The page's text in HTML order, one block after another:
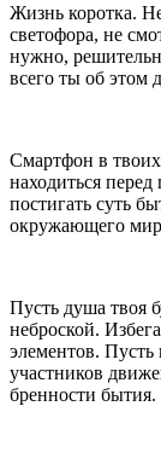
Жизнь коротка.
светофора, не
нужно,
всего ты об этом
Смартфон в
находиться
постигать суть
окружающего
Пусть душа твоя
неброской.
элементов. Пусть
участников
бренности бытия.